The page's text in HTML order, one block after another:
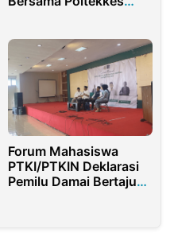
Forum Mahasiswa
PTKI/PTKIN Deklarasi
Pemilu Damai Bertajuk